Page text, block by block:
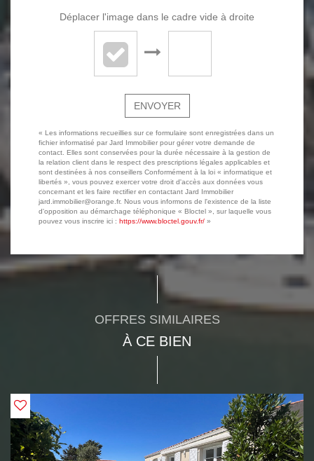
Déplacer l'image dans le cadre vide à droite
ENVOYER
« Les informations recueillies sur ce formulaire sont enregistrées dans un
fichier informatisé par Jard Immobilier pour gérer votre demande de
contact. Elles sont conservées pour la durée nécessaire à la gestion de
la relation client dans le respect des prescriptions légales applicables et
sont destinées à nos conseillers Conformément à la loi « informatique et
libertés », vous pouvez exercer votre droit d'accès aux données vous
concernant et les faire rectifier en contactant Jard Immobilier
jard.immobilier@orange.fr. Nous vous informons de l'existence de la liste
d'opposition au démarchage téléphonique « Bloctel », sur laquelle vous
pouvez vous inscrire ici : https://www.bloctel.gouv.fr/ »
OFFRES SIMILAIRES
À CE BIEN